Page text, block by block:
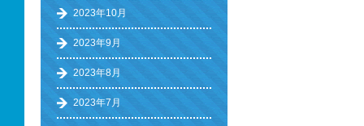
2023年10月
2023年9月
2023年8月
2023年7月